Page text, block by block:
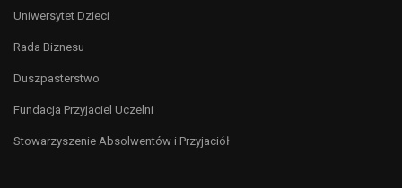
Uniwersytet Dzieci
Rada Biznesu
Duszpasterstwo
Fundacja Przyjaciel Uczelni
Stowarzyszenie Absolwentów i Przyjaciół